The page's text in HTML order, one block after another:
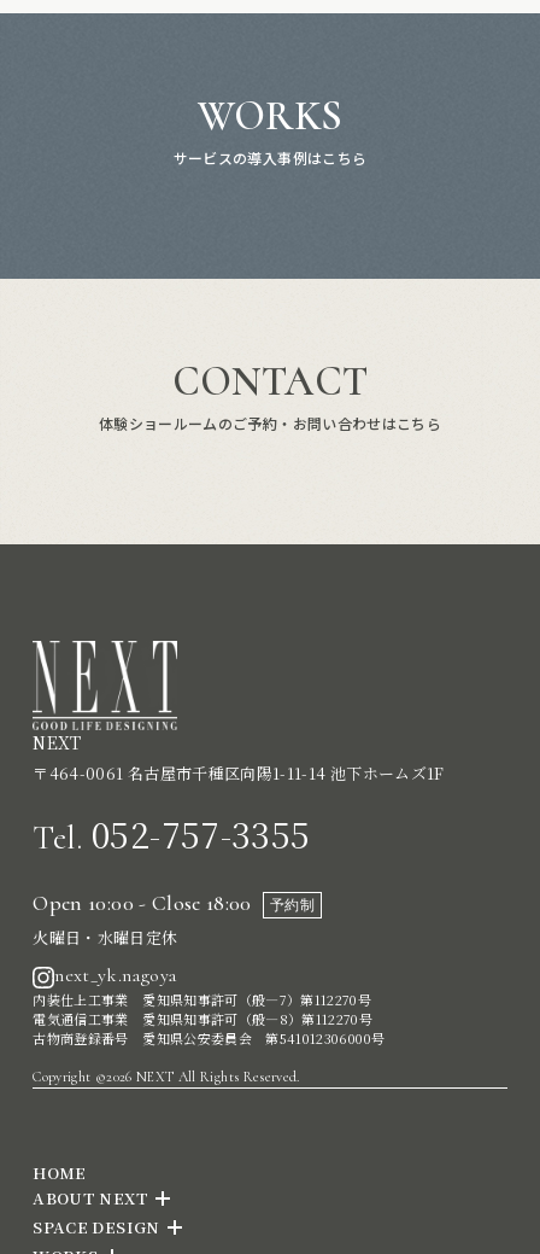
WORKS
サービスの導入事例はこちら
CONTACT
体験ショールームのご予約・お問い合わせはこちら
NEXT
〒464-0061 名古屋市千種区向陽1-11-14 池下ホームズ1F
Tel. 052-757-3355
Open 10:00 - Close 18:00 予約制
火曜日・水曜日定休
next_yk.nagoya
内装仕上工事業 愛知県知事許可（般―7）第112270号
電気通信工事業 愛知県知事許可（般―8）第112270号
古物商登録番号 愛知県公安委員会 第541012306000号
Copyright ©2026 NEXT All Rights Reserved.
HOME
ABOUT NEXT
SPACE DESIGN